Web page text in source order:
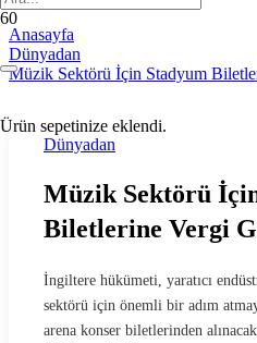
Ürün sepetinize eklendi.
Anasayfa
Dünyadan
Müzik Sektörü İçin Stadyum
Dünyadan
Müzik Sektörü
Biletlerine Vergi
İngiltere hükümeti, yaratıcı
sektörü için önemli bir adım
arena konser biletlerinden